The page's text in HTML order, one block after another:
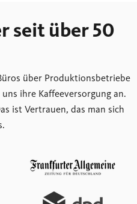
seit über 50
über Produktionsbetriebe
ihre Kaffeeversorgung an.
ist Vertrauen, das man sich